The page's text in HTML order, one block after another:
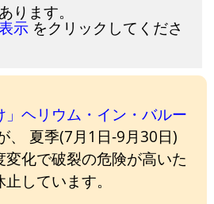
ります。
示 をクリックしてくださ
」ヘリウム・イン・バルー
、 夏季(7月1日-9月30日)
変化で破裂の危険が高いた
しています。